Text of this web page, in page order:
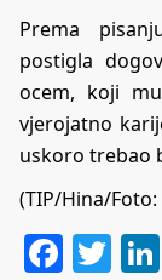
Prema
postigla
ocem, koji
vjerojatno
uskoro trebao
(TIP/Hina/Foto: